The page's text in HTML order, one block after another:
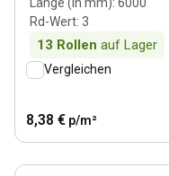
Rd-Wert: 3
13 Rollen auf Lager
Vergleichen
8,38 € p/m²